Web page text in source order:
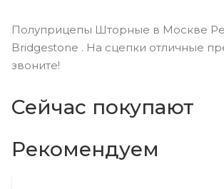
Полуприцепы Шторные в Москве
Bridgestone . На сцепки отличные
звоните!
Сейчас покупают
Рекомендуем